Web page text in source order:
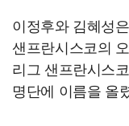
이정후와 김혜성
샌프란시스코의
리그 샌프란시스
명단에 이름을 올